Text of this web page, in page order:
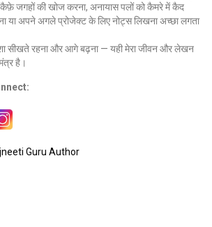
जगहों की खोज करना, अनायास पलों को कैमरे में कैद
या अपने अगले प्रोजेक्ट के लिए नोट्स लिखना अच्छा लगता
सीखते रहना और आगे बढ़ना — यही मेरा जीवन और लेखन
है।
Guru Author